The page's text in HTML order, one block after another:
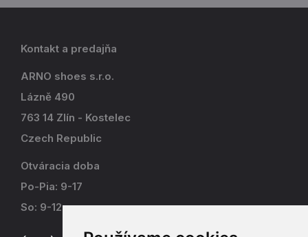
Kontakt a predajňa
ARNO shoes s.r.o.
Lázně 490
763 14 Zlín - Kostelec
Czech Republic
Otváracia doba
Po-Pia: 9-17
So: 9-12